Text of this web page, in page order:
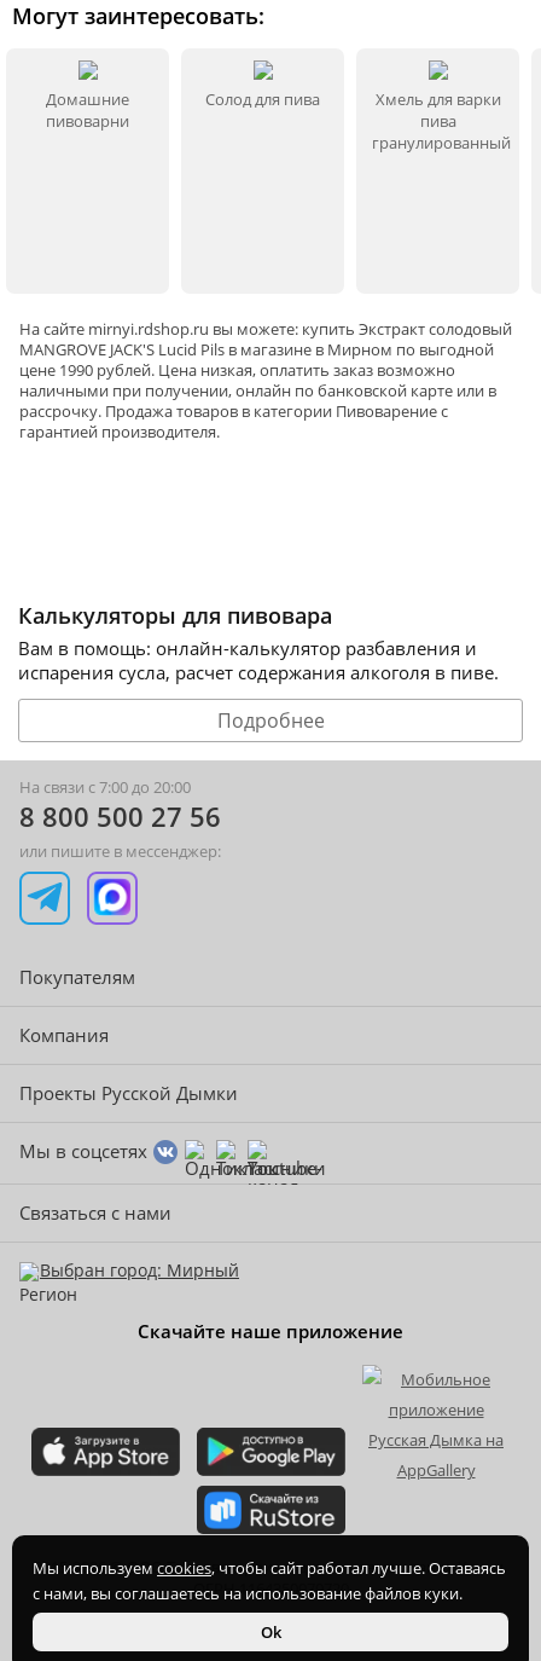
Могут заинтересовать:
Домашние
пивоварни
Солод для пива
Хмель для варки
пива
гранулированный
На сайте mirnyi.rdshop.ru вы можете: купить Экстракт солодовый
MANGROVE JACK'S Lucid Pils в магазине в Мирном по выгодной
цене 1990 рублей. Цена низкая, оплатить заказ возможно
наличными при получении, онлайн по банковской карте или в
рассрочку. Продажа товаров в категории Пивоварениес
гарантией производителя.
Калькуляторы для пивовара
Вам в помощь: онлайн-калькулятор разбавления и
испарения сусла, расчет содержания алкоголя в пиве.
Подробнее
Мы используем cookies, чтобы сайт работал лучше. Оставаясь
с нами, вы соглашаетесь на использование файлов куки.
Ok
На связи с 7:00 до 20:00
8 800 500 27 56
или пишите в мессенджер:
Покупателям
Компания
Проекты Русской Дымки
Мы в соцсетях
Связаться с нами
Выбран город: Мирный
Скачайте наше приложение
2015-2026© ООО Торгово-производственная компания Ханхи,
ОГРН 1164350070720